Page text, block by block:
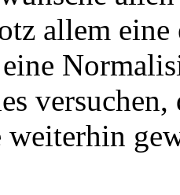
allem
weiterhin